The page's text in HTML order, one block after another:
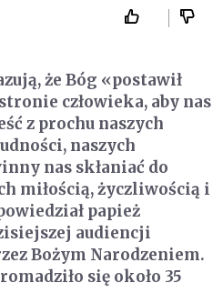
że Bóg «postawił
człowieka, aby nas
z prochu naszych
naszych
nas skłaniać do
miłością, życzliwością i
papież
audiencji
Bożym Narodzeniem.
się około 35